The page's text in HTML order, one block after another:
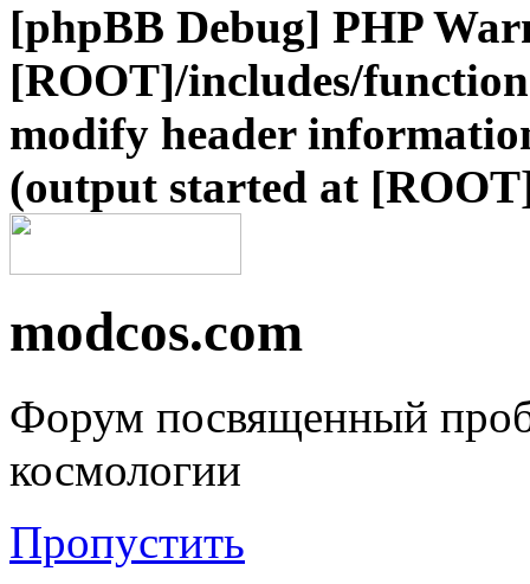
[phpBB Debug] PHP
[ROOT]/includes/
modify header
(output started at
modcos.com
Форум посвященный
космологии
Пропустить